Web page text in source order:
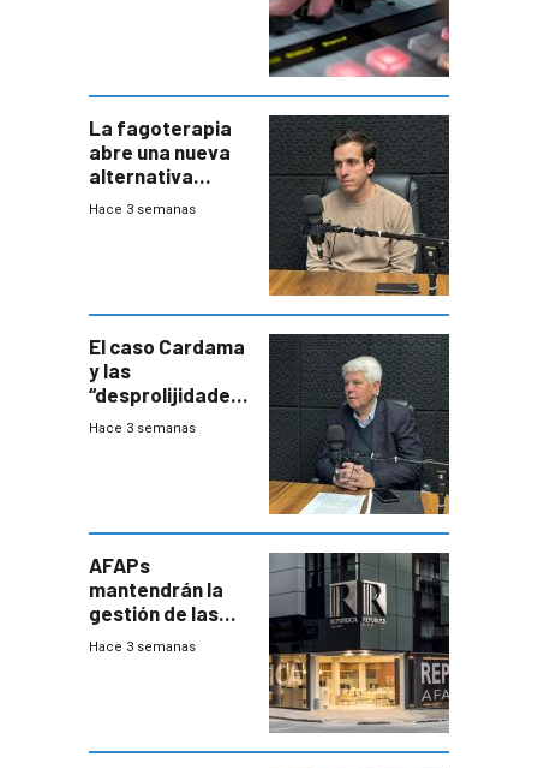
La fagoterapia
abre una nueva
alternativa
contra bacterias
innovadora
Hace 3 semanas
El caso Cardama
y las
“desprolijidades”
que la
Hace 3 semanas
AFAPs
mantendrán la
gestión de las
cuentas
Hace 3 semanas